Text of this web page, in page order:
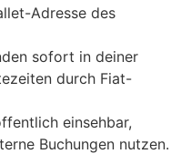
Adresse des
sofort in deiner
durch Fiat-
einsehbar,
Buchungen nutzen.